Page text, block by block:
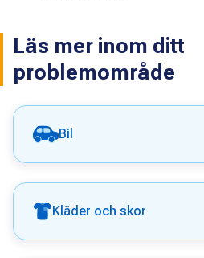
Läs mer inom ditt
problemområde
Bil
Kläder och skor